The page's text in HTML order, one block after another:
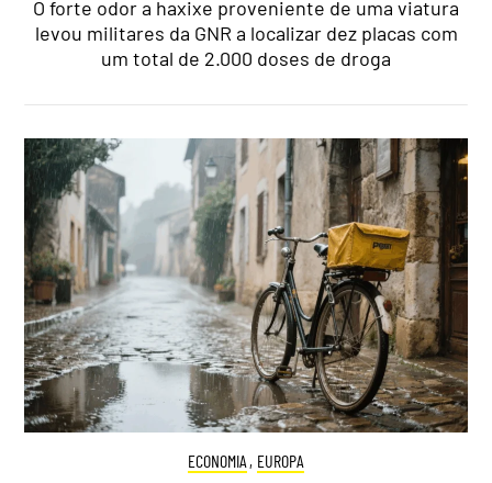
O forte odor a haxixe proveniente de uma viatura
levou militares da GNR a localizar dez placas com
um total de 2.000 doses de droga
ECONOMIA , EUROPA